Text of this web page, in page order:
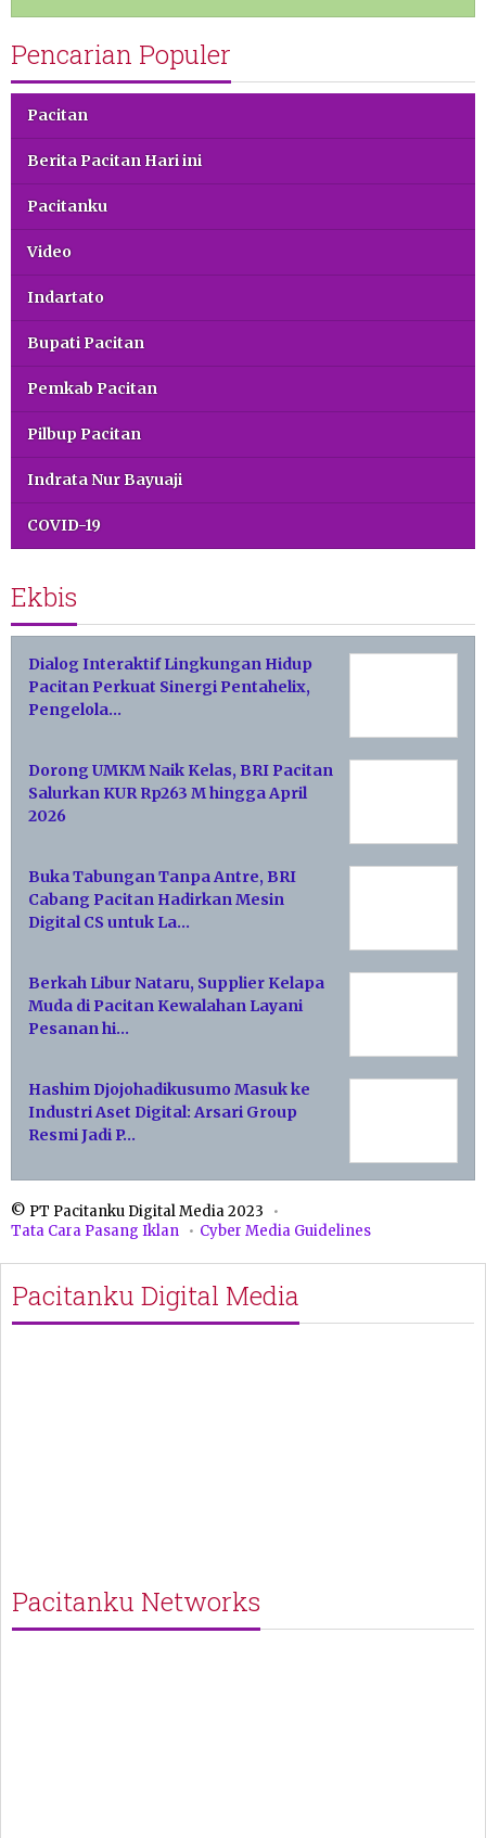
Pencarian Populer
Pacitan
Berita Pacitan Hari ini
Pacitanku
Video
Indartato
Bupati Pacitan
Pemkab Pacitan
Pilbup Pacitan
Indrata Nur Bayuaji
COVID-19
Ekbis
Dialog Interaktif Lingkungan Hidup
Pacitan Perkuat Sinergi Pentahelix,
Pengelola…
Dorong UMKM Naik Kelas, BRI Pacitan
Salurkan KUR Rp263 M hingga April
2026
Buka Tabungan Tanpa Antre, BRI
Cabang Pacitan Hadirkan Mesin
Digital CS untuk La…
Berkah Libur Nataru, Supplier Kelapa
Muda di Pacitan Kewalahan Layani
Pesanan hi…
Hashim Djojohadikusumo Masuk ke
Industri Aset Digital: Arsari Group
Resmi Jadi P…
© PT Pacitanku Digital Media 2023
Tata Cara Pasang Iklan
Cyber Media Guidelines
Pacitanku Digital Media
Pacitanku Networks